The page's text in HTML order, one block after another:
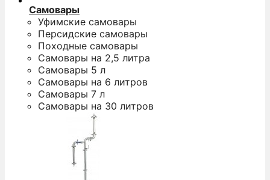
Самовары
Уфимские самовары
Персидские самовары
Походные самовары
Самовары на 2,5 литра
Самовары 5 л
Самовары на 6 литров
Самовары 7 л
Самовары на 30 литров